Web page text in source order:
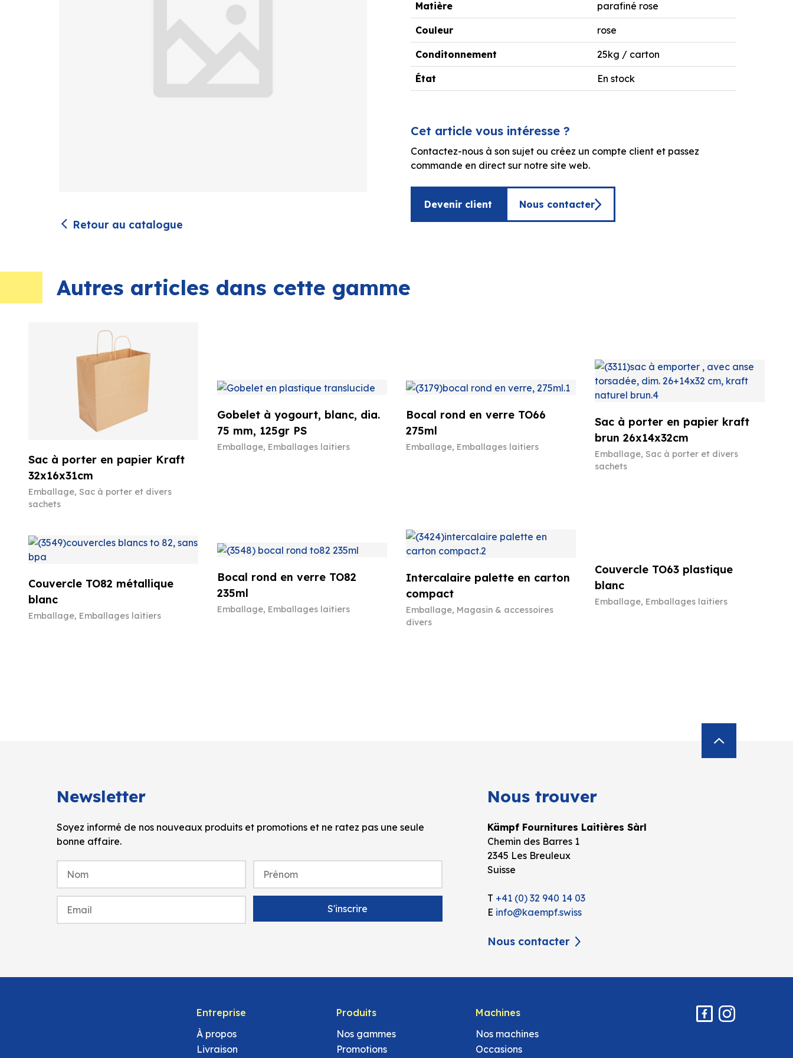
Retour au catalogue
Matière parafiné rose
Couleur rose
Conditonnement 25kg / carton
État En stock
Cet article vous intéresse ?
Contactez-nous à son sujet ou créez un compte client et passez
commande en direct sur notre site web.
Devenir client Nous contacter
Autres articles dans cette gamme
Sac à porter en papier Kraft
32x16x31cm
Emballage, Sac à porter et divers
sachets
Gobelet à yogourt, blanc, dia.
75 mm, 125gr PS
Emballage, Emballages laitiers
Bocal rond en verre TO66
275ml
Emballage, Emballages laitiers
Sac à porter en papier kraft
brun 26x14x32cm
Emballage, Sac à porter et divers
sachets
Couvercle TO82 métallique
blanc
Emballage, Emballages laitiers
Bocal rond en verre TO82
235ml
Emballage, Emballages laitiers
Intercalaire palette en carton
compact
Emballage, Magasin & accessoires
divers
Couvercle TO63 plastique
blanc
Emballage, Emballages laitiers
Newsletter
Soyez informé de nos nouveaux produits et promotions et ne ratez pas une seule
bonne affaire.
Nous trouver
Kämpf Fournitures Laitières Sàrl
Chemin des Barres 1
2345 Les Breuleux
Suisse
T +41 (0) 32 940 14 03
E info@kaempf.swiss
Nous contacter
Entreprise
À propos
Livraison
Produits
Nos gammes
Promotions
Machines
Nos machines
Occasions